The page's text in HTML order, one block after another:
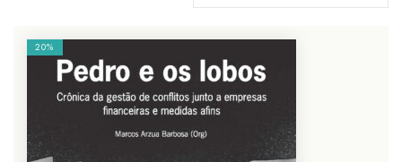
20%